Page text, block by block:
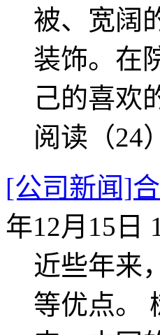
被、宽阔
装饰。在
己的喜欢
阅读（24
[公司新闻]
年12月15日
近些年来
等优点。